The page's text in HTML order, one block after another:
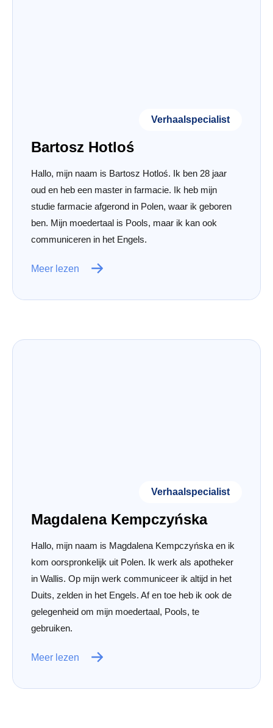
Verhaalspecialist
Bartosz Hotloś
Hallo, mijn naam is Bartosz Hotloś. Ik ben 28 jaar
oud en heb een master in farmacie. Ik heb mijn
studie farmacie afgerond in Polen, waar ik geboren
ben. Mijn moedertaal is Pools, maar ik kan ook
communiceren in het Engels.
Meer lezen
Verhaalspecialist
Magdalena Kempczyńska
Hallo, mijn naam is Magdalena Kempczyńska en ik
kom oorspronkelijk uit Polen. Ik werk als apotheker
in Wallis. Op mijn werk communiceer ik altijd in het
Duits, zelden in het Engels. Af en toe heb ik ook de
gelegenheid om mijn moedertaal, Pools, te
gebruiken.
Meer lezen